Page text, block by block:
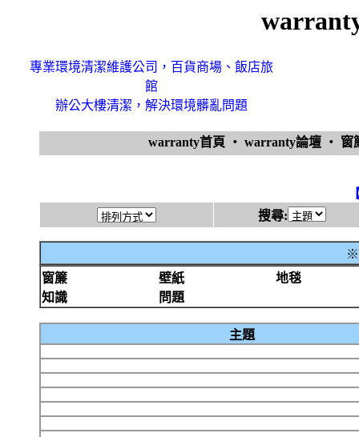
專業環境清潔維護公司，百貨商場、飯店旅
館
辦公大樓清潔，解決環境髒亂問題
warranty首頁 ‧ warranty論壇 ‧ 窗
搜尋:
※
窗簾
壁紙
地毯
知識
問題
主題